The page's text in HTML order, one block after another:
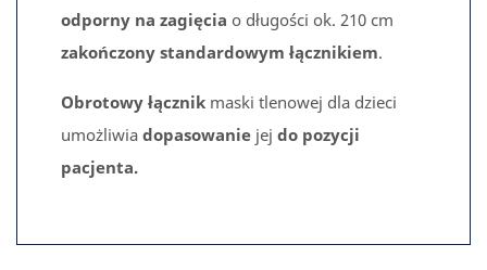
odporny na zagięcia o długości ok. 210 cm
zakończony standardowym łącznikiem.
Obrotowy łącznik maski tlenowej dla dzieci
umożliwia dopasowanie jej do pozycji
pacjenta.